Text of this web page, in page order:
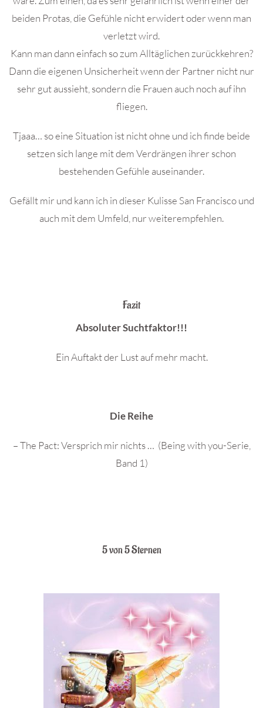
beiden Protas, die Gefühle nicht erwidert oder wenn man
verletzt wird.
Kann man dann einfach so zum Alltäglichen zurückkehren?
Dann die eigenen Unsicherheit wenn der Partner nicht nur
sehr gut aussieht, sondern die Frauen auch noch auf ihn
fliegen.
Tjaaa… so eine Situation ist nicht ohne und ich finde beide
setzen sich lange mit dem Verdrängen ihrer schon
bestehenden Gefühle auseinander.
Gefällt mir und kann ich in dieser Kulisse San Francisco und
auch mit dem Umfeld, nur weiterempfehlen.
Fazit
Absoluter Suchtfaktor!!!
Ein Auftakt der Lust auf mehr macht.
Die Reihe
– The Pact: Versprich mir nichts … (Being with you-Serie,
Band 1)
5 von 5 Sternen